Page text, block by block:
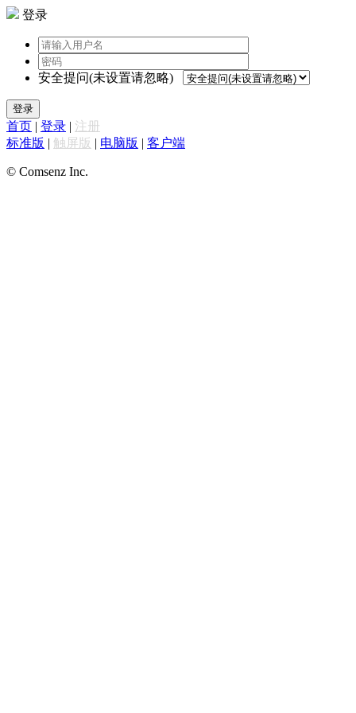
登录
安全提问(未设置请忽略)
登录
首页 | 登录 | 注册
标准版 | 触屏版 | 电脑版 | 客户端
© Comsenz Inc.